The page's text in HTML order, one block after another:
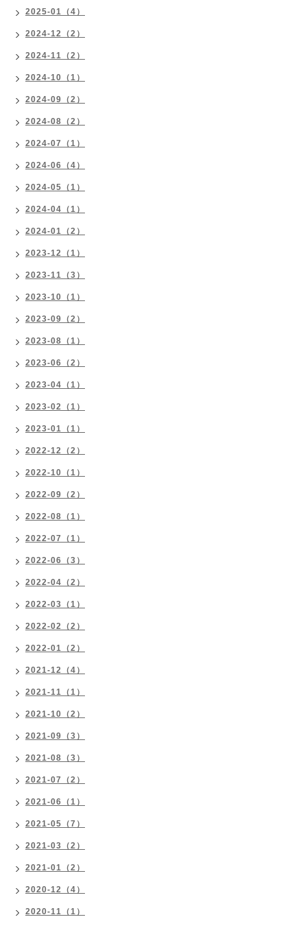
2025-01（4）
2024-12（2）
2024-11（2）
2024-10（1）
2024-09（2）
2024-08（2）
2024-07（1）
2024-06（4）
2024-05（1）
2024-04（1）
2024-01（2）
2023-12（1）
2023-11（3）
2023-10（1）
2023-09（2）
2023-08（1）
2023-06（2）
2023-04（1）
2023-02（1）
2023-01（1）
2022-12（2）
2022-10（1）
2022-09（2）
2022-08（1）
2022-07（1）
2022-06（3）
2022-04（2）
2022-03（1）
2022-02（2）
2022-01（2）
2021-12（4）
2021-11（1）
2021-10（2）
2021-09（3）
2021-08（3）
2021-07（2）
2021-06（1）
2021-05（7）
2021-03（2）
2021-01（2）
2020-12（4）
2020-11（1）